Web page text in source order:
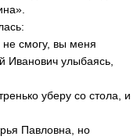
смогу, вы меня
Иванович улыбаясь,
уберу со стола, и
Павловна, но